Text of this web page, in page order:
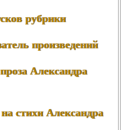
рубрики
произведений
Александра
стихи Александра